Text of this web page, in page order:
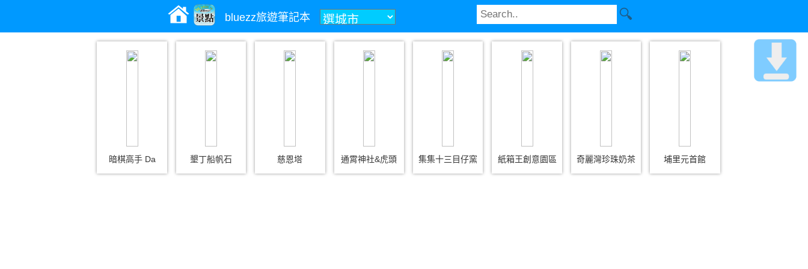
bluezz旅遊筆記本
暗棋高手 Da 墾丁船帆石 慈恩塔 通霄神社&虎頭 集集十三目仔窯 紙箱王創意園區 奇麗灣珍珠奶茶 埔里元首館